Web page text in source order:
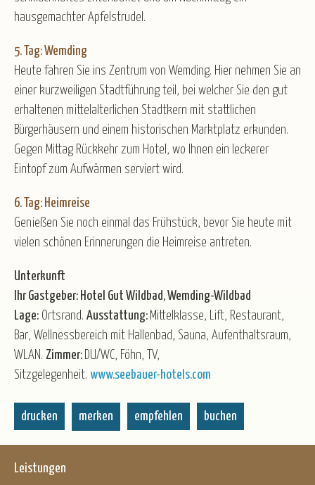
hausgemachter Apfelstrudel.
5. Tag: Wemding
Heute fahren Sie ins Zentrum von Wemding. Hier nehmen Sie an
einer kurzweiligen Stadtführung teil, bei welcher Sie den gut
erhaltenen mittelalterlichen Stadtkern mit stattlichen
Bürgerhäusern und einem historischen Marktplatz erkunden.
Gegen Mittag Rückkehr zum Hotel, wo Ihnen ein leckerer
Eintopf zum Aufwärmen serviert wird.
6. Tag: Heimreise
Genießen Sie noch einmal das Frühstück, bevor Sie heute mit
vielen schönen Erinnerungen die Heimreise antreten.
Unterkunft
Ihr Gastgeber: Hotel Gut Wildbad, Wemding-Wildbad
Lage: Ortsrand. Ausstattung: Mittelklasse, Lift, Restaurant,
Bar, Wellnessbereich mit Hallenbad, Sauna, Aufenthaltsraum,
WLAN. Zimmer: DU/WC, Föhn, TV,
Sitzgelegenheit. www.seebauer-hotels.com
drucken merken empfehlen buchen
Leistungen